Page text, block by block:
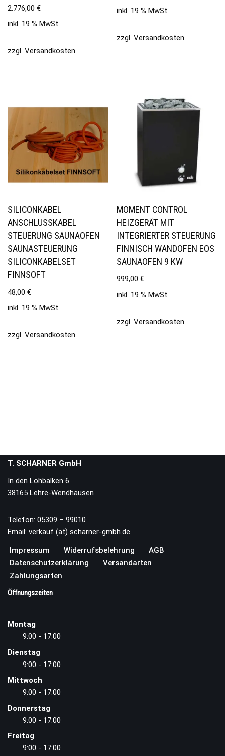
2.776,00 €
inkl. 19 % MwSt.
zzgl. Versandkosten
inkl. 19 % MwSt.
zzgl.Versandkosten
SILICONKABEL
ANSCHLUSSKABEL
STEUERUNG SAUNAOFEN
SAUNASTEUERUNG
SILICONKABELSET
FINNSOFT
48,00 €
inkl. 19 % MwSt.
zzgl. Versandkosten
MOMENT CONTROL
HEIZGERÄT MIT
INTEGRIERTER STEUERUNG
FINNISCH WANDOFEN EOS
SAUNAOFEN 9 KW
999,00€
inkl. 19 % MwSt.
zzgl.Versandkosten
T. SCHARNER GmbH
In den Lohbalken 6
38165 Lehre-Wendhausen
Telefon: 05309 – 99010
Email: verkauf (at) scharner-gmbh.de
Impressum Widerrufsbelehrung
AGB
Datenschutzerklärung
Versandarten
Zahlungsarten
Öffnungszeiten
Montag
9:00 - 17:00
Dienstag
9:00 - 17:00
Mittwoch
9:00 - 17:00
Donnerstag
9:00 - 17:00
Freitag
9:00 - 17:00